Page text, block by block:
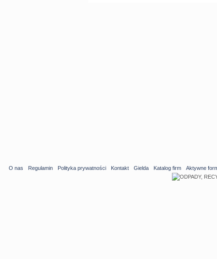
O nas Regulamin Polityka prywatności Kontakt Gielda Katalog firm Aktywne